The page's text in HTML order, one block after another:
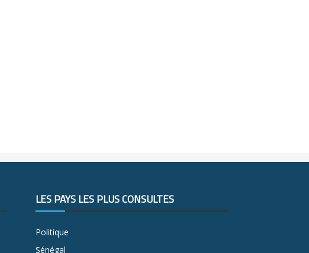
LES PAYS LES PLUS CONSULTÉS
Politique
Sénégal